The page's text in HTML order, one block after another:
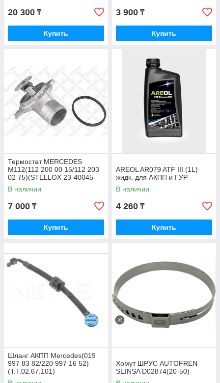
20 300 ₸
Купить
3 900 ₸
Купить
Термостат MERCEDES
M112(112 200 00 15/112 203
02 75)(STELLOX 23-40045-
SX)
В наличии
7 000 ₸
Купить
AREOL AR079 ATF III (1L)
жидк. для АКПП и ГУР
В наличии
4 260 ₸
Купить
Шланг АКПП Mercedes(019
997 83 82/220 997 16 52)
(T.T.02.67.101)
Хомут ШРУС AUTOFREN
SEINSA D02874(20-50)